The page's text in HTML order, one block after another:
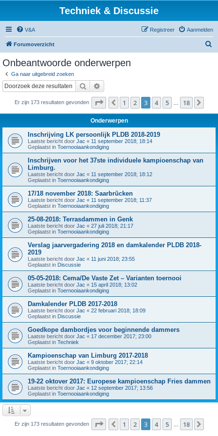
Techniek & Discussie
V&A Aanmelden
Registreer
Forumoverzicht
Onbeantwoorde onderwerpen
Ga naar uitgebreid zoeken
Zoek
Er zijn 173 resultaten gevonden Pagina van 18
Vorige
1 2 3 4 5 18
Onderwerpen
Inschrijving LK persoonlijk PLDB 2018-2019
Laatste bericht door Jac « 11 september 2018; 18:14
Geplaatst in Toernooiaankondiging
Inschrijven voor het 37ste individuele kampioenschap van
Limburg.
Laatste bericht door Jac « 11 september 2018; 18:12
Geplaatst in Toernooiaankondiging
17/18 november 2018: Saarbrücken
Laatste bericht door Jac « 11 september 2018; 11:37
Geplaatst in Toernooiaankondiging
25-08-2018: Terrasdammen in Genk
Laatste bericht door Jac « 27 juli 2018; 21:17
Geplaatst in Toernooiaankondiging
Verslag jaarvergadering 2018 en damkalender PLDB 2018-
2019
Laatste bericht door Jac « 11 juni 2018; 23:55
Geplaatst in Discussie
05-05-2018: Cema/De Vaste Zet – Varianten toernooi
Laatste bericht door Jac « 15 april 2018; 13:02
Geplaatst in Toernooiaankondiging
Damkalender PLDB 2017-2018
Laatste bericht door Jac « 22 februari 2018; 18:09
Geplaatst in Discussie
Goedkope dambordjes voor beginnende dammers
Laatste bericht door Jac « 17 december 2017; 23:00
Geplaatst in Techniek
Kampioenschap van Limburg 2017-2018
Laatste bericht door Jac « 9 oktober 2017; 22:14
Geplaatst in Toernooiaankondiging
19-22 oktover 2017: Europese kampioenschap Fries dammen
Laatste bericht door Jac « 12 september 2017; 13:56
Geplaatst in Toernooiaankondiging
Er zijn 173 resultaten gevonden Pagina van 18
Vorige
1 2 3 4 5 18